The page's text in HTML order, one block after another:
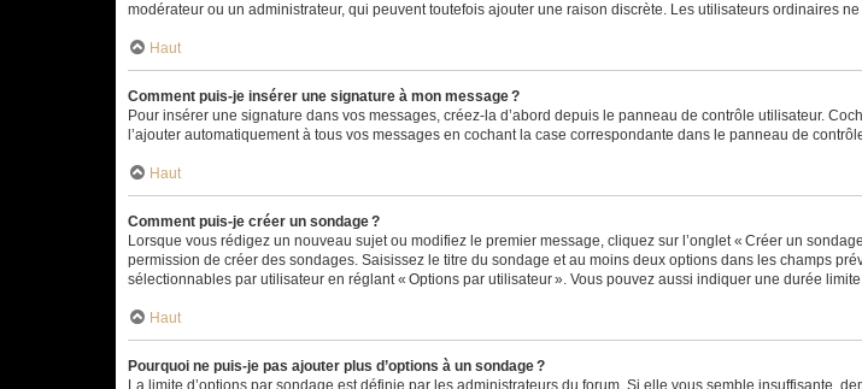
modérateur ou un administrateur, qui peuvent toutefois ajouter une raison discrète. Les utilisateurs ordinaires
Haut
Comment puis-je insérer une signature à mon message ?
Pour insérer une signature dans vos messages, créez-la d’abord depuis le panneau de contrôle utilisateur.
l’ajouter automatiquement à tous vos messages en cochant la case correspondante dans le panneau de
Haut
Comment puis-je créer un sondage ?
Lorsque vous rédigez un nouveau sujet ou modifiez le premier message, cliquez sur l’onglet « Créer un
permission de créer des sondages. Saisissez le titre du sondage et au moins deux options dans les champs
sélectionnables par utilisateur en réglant « Options par utilisateur ». Vous pouvez aussi indiquer une durée
Haut
Pourquoi ne puis-je pas ajouter plus d’options à un sondage ?
La limite d’options par sondage est définie par les administrateurs du forum. Si elle vous semble insuffisante,